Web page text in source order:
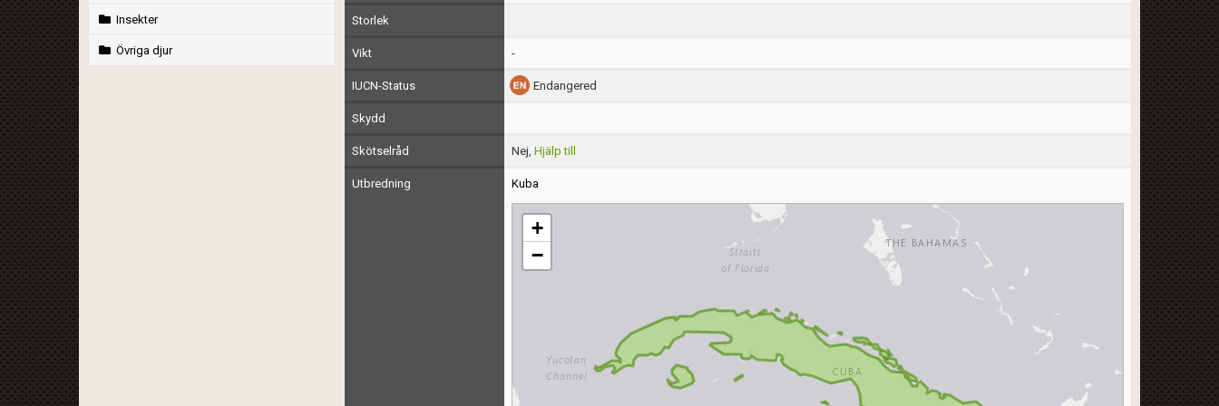
Insekter
Övriga djur
Storlek
Vikt -
IUCN-Status Endangered
Skydd
Skötselråd Nej, Hjälp till
Utbredning Kuba
+
−